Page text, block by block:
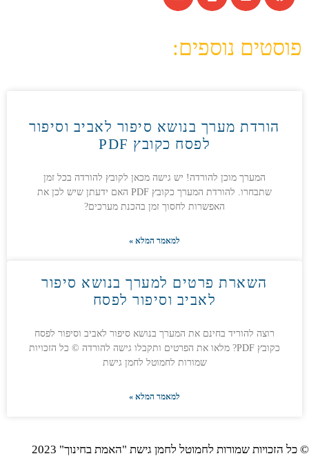
פוסטים נוספים:
הורדת מערך בנושא סיפור לאביב וסיפור
לפסח כקובץ PDF
המערך מוכן להורדה! יש גישה מכאן לקובץ להורדה בכל זמן
שתבחרו. להורדת המערך כקובץ PDF האם ידעתן שיש לכן את
האפשרות לחסוך זמן בהכנת מערכים?
למאמר המלא »
השארת פרטים למערך בנושא סיפור
לאביב וסיפור לפסח
רוצה להוריד בחינם את המערך בנושא סיפור לאביב וסיפור לפסח
כקובץ PDF? מלאו את הפרטים ותקבלו גישה להורדה © כל הזכויות
שמורות לחמוטל לחמן גישת
למאמר המלא »
© כל הזכויות שמורות לחמוטל לחמן גישת "האמת בחינוך" 2023